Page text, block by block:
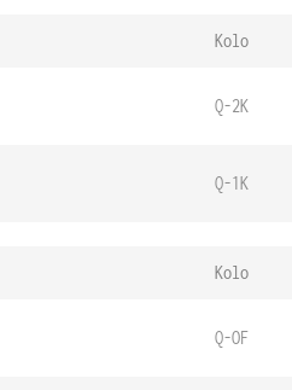
Kolo
Q-2K
Q-1K
Kolo
Q-OF